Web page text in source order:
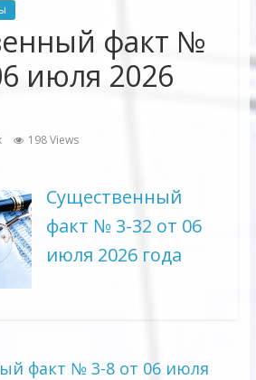
факт №
июля 2026
198 Views
Существенный
факт № 3-32 от 06
июля 2026 года
факт № 3-8 от 06 июля